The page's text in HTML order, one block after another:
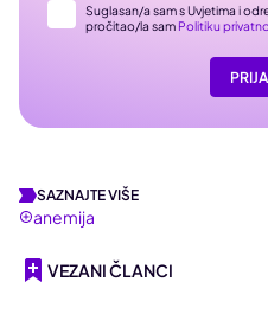
Suglasan/a sam s Uvjetima i
pročitao/la sam Politiku
SAZNAJTE VIŠE
anemija
VEZANI ČLANCI